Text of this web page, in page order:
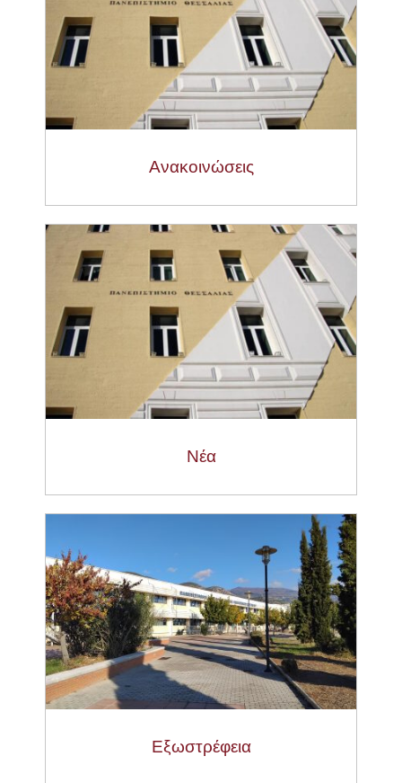
Ανακοινώσεις
Νέα
Εξωστρέφεια